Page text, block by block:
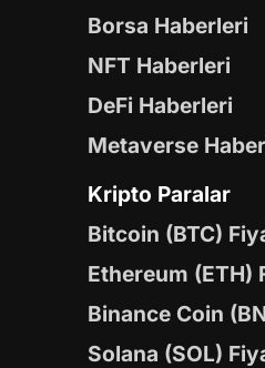
Borsa Haberleri
NFT Haberleri
DeFi Haberleri
Metaverse
Kripto Paralar
Bitcoin (BTC)
Ethereum (ETH)
Binance Coin
Solana (SOL)